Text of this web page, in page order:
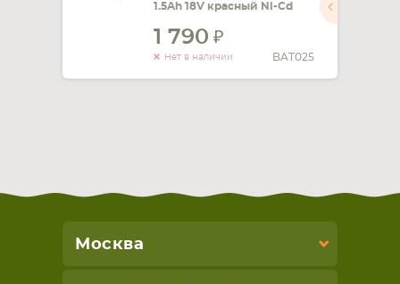
1.5Ah 18V красный Ni-Cd
1 790
Нет в наличии BAT025
Москва